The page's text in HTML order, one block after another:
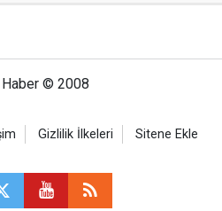
© 2008
Gizlilik İlkeleri Sitene Ekle